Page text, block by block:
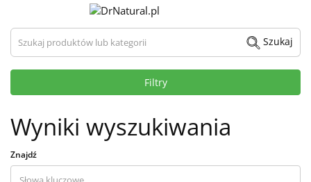
Szukaj produktów lub kategorii Szukaj
Filtry
Wyniki wyszukiwania
Znajdź